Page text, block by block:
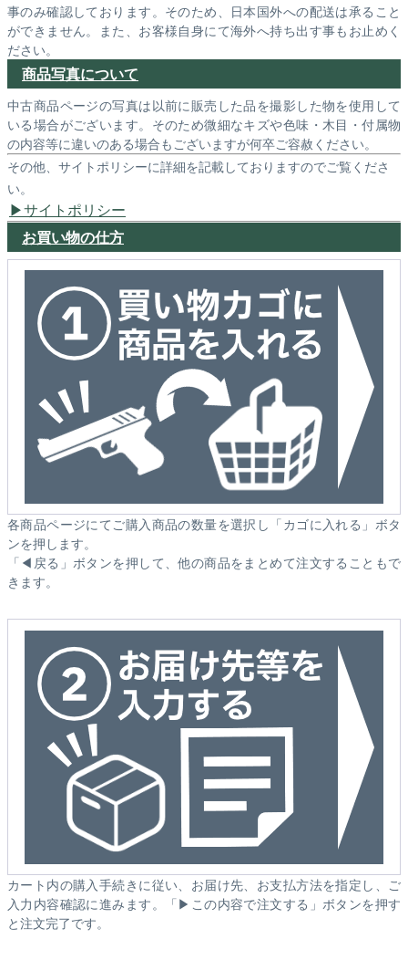
事のみ確認しております。そのため、日本国外への配送は承ること
ができません。また、お客様自身にて海外へ持ち出す事もお止めく
ださい。
商品写真について
中古商品ページの写真は以前に販売した品を撮影した物を使用して
いる場合がございます。そのため微細なキズや色味・木目・付属物
の内容等に違いのある場合もございますが何卒ご容赦ください。
その他、サイトポリシーに詳細を記載しておりますのでご覧くださ
い。
サイトポリシー
お買い物の仕方
各商品ページにてご購入商品の数量を選択し「カゴに入れる」ボタ
ンを押します。
「◀戻る」ボタンを押して、他の商品をまとめて注文することもで
きます。
カート内の購入手続きに従い、お届け先、お支払方法を指定し、ご
入力内容確認に進みます。「▶この内容で注文する」ボタンを押す
と注文完了です。